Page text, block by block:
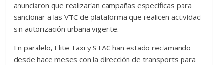
anunciaron que realizarían campañas específicas para
sancionar a las VTC de plataforma que realicen actividad
sin autorización urbana vigente.
En paralelo, Elite Taxi y STAC han estado reclamando
desde hace meses con la dirección de transports para